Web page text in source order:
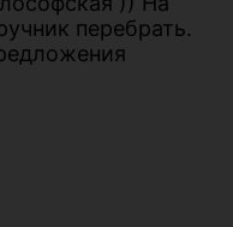
перебрать.